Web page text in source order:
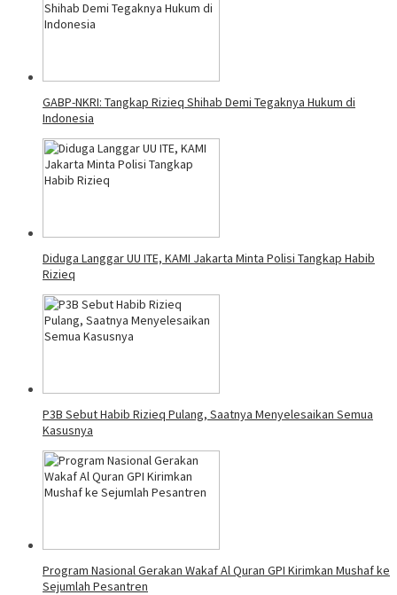
GABP-NKRI: Tangkap Rizieq Shihab Demi Tegaknya Hukum di
Indonesia
Diduga Langgar UU ITE, KAMI Jakarta Minta Polisi Tangkap Habib
Rizieq
P3B Sebut Habib Rizieq Pulang, Saatnya Menyelesaikan Semua
Kasusnya
Program Nasional Gerakan Wakaf Al Quran GPI Kirimkan Mushaf ke
Sejumlah Pesantren